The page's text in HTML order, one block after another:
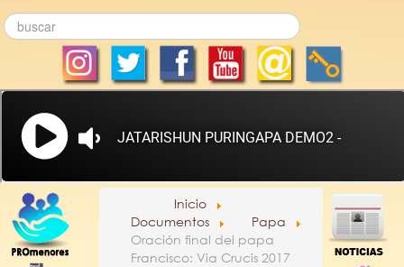
Inicio
Documentos
Papa
Oración final del papa
Francisco: Via Crucis 2017